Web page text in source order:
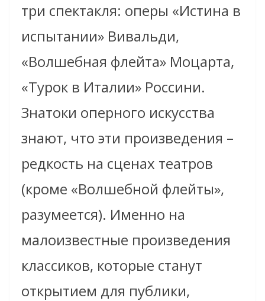
три спектакля: оперы «Истина в
испытании» Вивальди,
«Волшебная флейта» Моцарта,
«Турок в Италии» Россини.
Знатоки оперного искусства
знают, что эти произведения –
редкость на сценах театров
(кроме «Волшебной флейты»,
разумеется). Именно на
малоизвестные произведения
классиков, которые станут
открытием для публики,